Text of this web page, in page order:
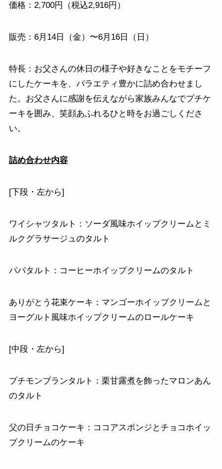
価格：2,700円（税込2,916円）
販売：6月14日（金）〜6月16日（日）
特長：お父さんの休日の様子や好きなことをモチーフ
にしたケーキを、バラエティ豊かに詰め合わせまし
た。お父さんに感謝を伝えながら家族みんなでプチケ
ーキを囲み、笑顔あふれるひと時をお過ごしくださ
い。
詰め合わせ内容
[下段・左から]
ワイシャツタルト：ソーダ風味ホイップクリームとミ
ルクグラサージュのタルト
パパタルト：コーヒーホイップクリームのタルト
ありがとう花束ケーキ：マンゴーホイップクリームと
ヨーグルト風味ホイップクリームのロールケーキ
[中段・左から]
プチモンブランタルト：栗甘露煮を飾ったマロンあん
のタルト
父の日チョコケーキ：ココアスポンジとチョコホイッ
プクリームのケーキ